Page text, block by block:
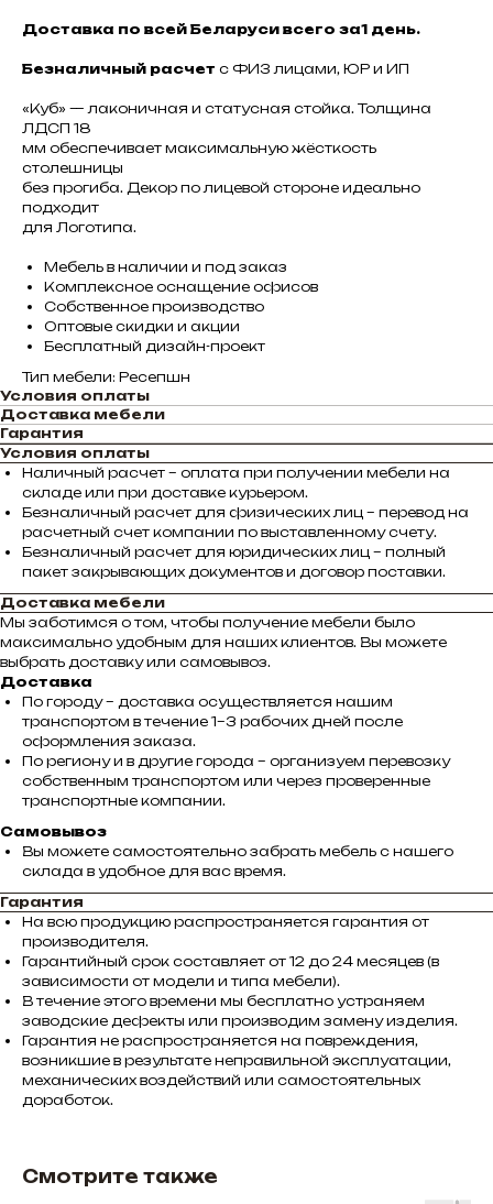
Доставка по всей Беларуси всего за1 день.
Безналичный расчет с ФИЗ лицами, ЮР и ИП
«Куб» — лаконичная и статусная стойка. Толщина
ЛДСП 18
мм обеспечивает максимальную жёсткость
столешницы
без прогиба. Декор по лицевой стороне идеально
подходит
для Логотипа.
Мебель в наличии и под заказ
Комплексное оснащение офисов
Собственное производство
Оптовые скидки и акции
Бесплатный дизайн-проект
Тип мебели: Ресепшн
Условия оплаты
Доставка мебели
Гарантия
Условия оплаты
Наличный расчет – оплата при получении мебели на
складе или при доставке курьером.
Безналичный расчет для физических лиц – перевод на
расчетный счет компании по выставленному счету.
Безналичный расчет для юридических лиц – полный
пакет закрывающих документов и договор поставки.
Доставка мебели
Мы заботимся о том, чтобы получение мебели было
максимально удобным для наших клиентов. Вы можете
выбрать доставку или самовывоз.
Доставка
По городу – доставка осуществляется нашим
транспортом в течение 1–3 рабочих дней после
оформления заказа.
По региону и в другие города – организуем перевозку
собственным транспортом или через проверенные
транспортные компании.
Самовывоз
Вы можете самостоятельно забрать мебель с нашего
склада в удобное для вас время.
Гарантия
На всю продукцию распространяется гарантия от
производителя.
Гарантийный срок составляет от 12 до 24 месяцев (в
зависимости от модели и типа мебели).
В течение этого времени мы бесплатно устраняем
заводские дефекты или производим замену изделия.
Гарантия не распространяется на повреждения,
возникшие в результате неправильной эксплуатации,
механических воздействий или самостоятельных
доработок.
Смотрите также